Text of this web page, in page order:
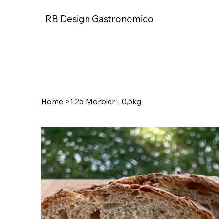
RB Design Gastronomico
Home >1.25 Morbier - 0,5kg